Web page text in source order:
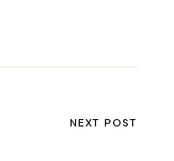
NEXT POST